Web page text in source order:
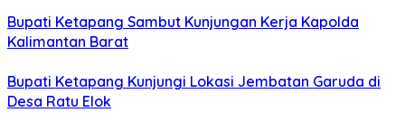
Bupati Ketapang Sambut Kunjungan Kerja Kapolda
Kalimantan Barat
Bupati Ketapang Kunjungi Lokasi Jembatan Garuda di
Desa Ratu Elok